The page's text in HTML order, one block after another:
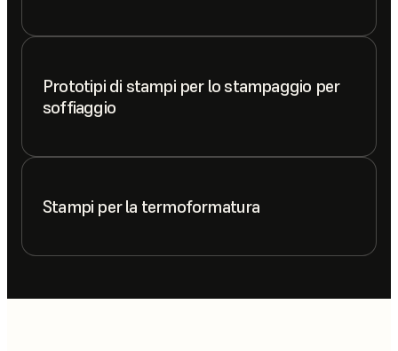
Prototipi di stampi per lo stampaggio per
soffiaggio
Stampi per la termoformatura